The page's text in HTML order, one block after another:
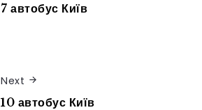
7 автобус Київ
Next
10 автобус Київ